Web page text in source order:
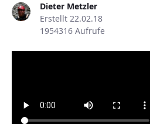
Dieter Metzler
Erstellt 22.02.18
1954316 Aufrufe